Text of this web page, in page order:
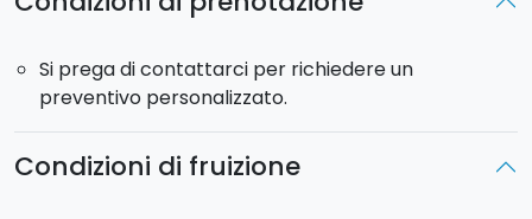
Si prega di contattarci per richiedere un
preventivo personalizzato.
Condizioni di fruizione